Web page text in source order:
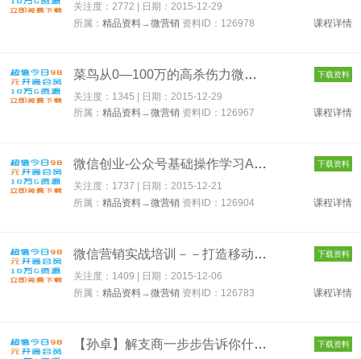
关注度：2772 | 日期：2015-12-29
所属：精品资料→微营销 资料ID：126978 课程详情
菜鸟从0—100万的高杀伤力微信营销流程【某机构VIP课程-售价千元... 下载资料
关注度：1345 | 日期： 2015-12-29
所属：精品资料→微营销 资料ID：126967 课程详情
微信创业-公众号基础操作学习AB篇，公众号实操精华篇（无水印） ... 下载资料
关注度：1737 | 日期：2015-12-21
所属：精品资料→微营销 资料ID：126904 课程详情
微信营销实战培训－－打造移动互联的掘金利器（自媒体、微媒体）... 下载资料
关注度：1409 | 日期：2015-12-06
所属：精品资料→微营销 资料ID：126783 课程详情
【孙卓】解支商一步步告诉你什么是支商（共2期） 126581 下载资料